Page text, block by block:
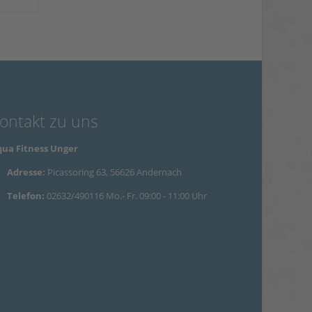
zu uns
Fitness Unger
Adresse: Picassoring 63, 56626 Andernach
Telefon: 02632/490116 Mo.- Fr. 09:00 - 11:00 Uhr